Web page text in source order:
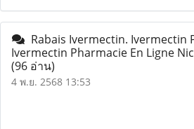
Rabais Ivermectin. Ivermectin
Ivermectin Pharmacie En Ligne
(96 อ่าน)
4 พ.ย. 2568 13:53